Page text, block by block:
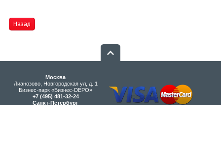
Назад
Москва
Лианозово, Новгородская ул, д. 1
Бизнес-парк «Бизнес-DEPO»
+7 (495) 481-32-24
Санкт-Петербург